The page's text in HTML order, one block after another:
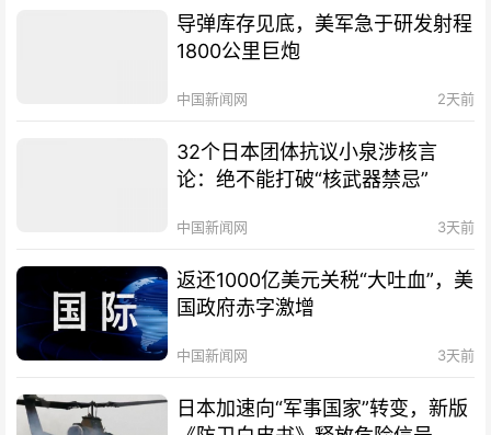
导弹库存见底，美军急于研发射程
1800公里巨炮
中国新闻网 2天前
32个日本团体抗议小泉涉核言
论：绝不能打破“核武器禁忌”
中国新闻网 3天前
返还1000亿美元关税“大吐血”，美
国政府赤字激增
中国新闻网 3天前
日本加速向“军事国家”转变，新版